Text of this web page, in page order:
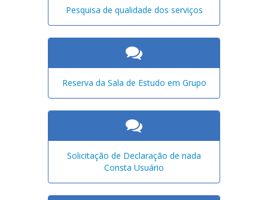
Pesquisa de qualidade dos serviços
Reserva da Sala de Estudo em Grupo
Solicitação de Declaração de nada
Consta Usuário